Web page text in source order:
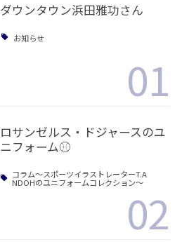
ダウンタウン浜田雅功さん
お知らせ
01
ロサンゼルス・ドジャースのユ
ニフォーム⚾️
コラム〜スポーツイラストレーターT.A
NDOHのユニフォームコレクション〜
02